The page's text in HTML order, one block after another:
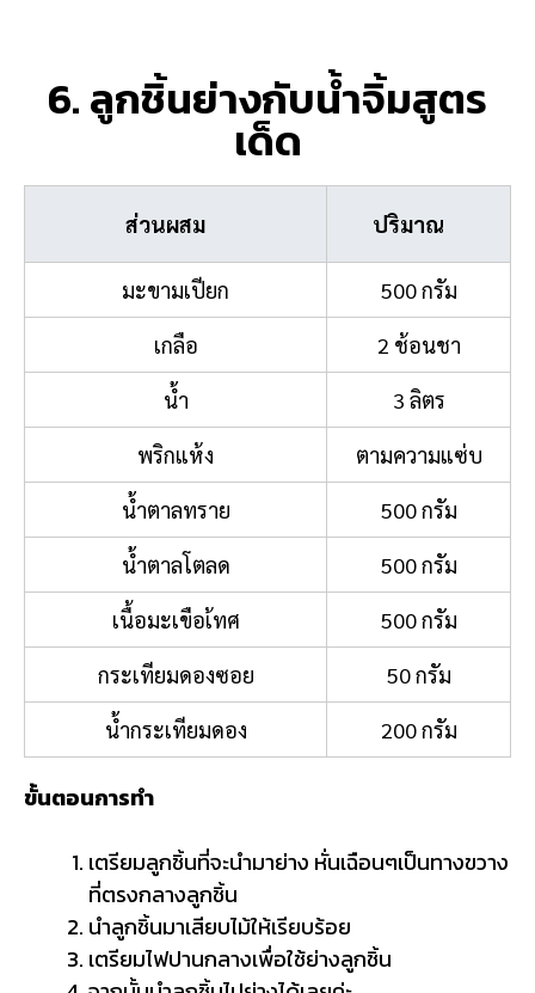
6. ลูกชิ้นย่างกับน้ำจิ้มสูตร
เด็ด
ส่วนผสม ปริมาณ
มะขามเปียก
500 กรัม
เกลือ
2 ช้อนชา
น้ำ
3 ลิตร
พริกแห้ง
ตามความแซ่บ
น้ำตาลทราย
500 กรัม
น้ำตาลโตลด
500 กรัม
เนื้อมะเขือเ้ทศ
500 กรัม
กระเทียมดองซอย
50 กรัม
น้ำกระเทียมดอง
200 กรัม
ขั้นตอนการทำ
เตรียมลูกชิ้นที่จะนำมาย่าง หั่นเฉือนๆเป็นทางขวาง
ที่ตรงกลางลูกชิ้น
นำลูกชิ้นมาเสียบไม้ให้เรียบร้อย
เตรียมไฟปานกลางเพื่อใช้ย่างลูกชิ้น